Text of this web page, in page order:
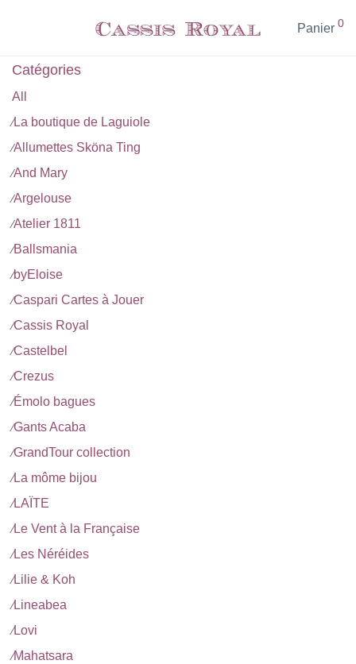
Panier 0
Catégories
All
⁄La boutique de Laguiole
⁄Allumettes Sköna Ting
⁄And Mary
⁄Argelouse
⁄Atelier 1811
⁄Ballsmania
⁄byEloise
⁄Caspari Cartes à Jouer
⁄Cassis Royal
⁄Castelbel
⁄Crezus
⁄Émolo bagues
⁄Gants Acaba
⁄GrandTour collection
⁄La môme bijou
⁄LAÏTE
⁄Le Vent à la Française
⁄Les Néréides
⁄Lilie & Koh
⁄Lineabea
⁄Lovi
⁄Mahatsara